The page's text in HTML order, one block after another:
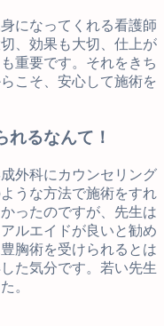
になってくれる看護師
、効果も大切、仕上が
重要です。それをきち
こそ、安心して施術を
れるなんて！
外科にカウンセリング
うな方法で施術をすれ
ったのですが、先生は
ルエイドが良いと勧め
胸術を受けられるとは
た気分です。若い先生
。